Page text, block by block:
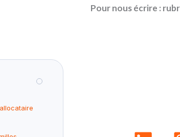
Pour nous écrire :